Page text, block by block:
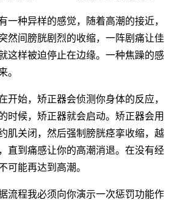
一种异样的感觉，随着高潮的接近，
然间膀胱剧烈的收缩，一阵剧痛让佳
这样被迫停止在边缘。一种焦躁的感
。
开始，矫正器会侦测你身体的反应，
时候，矫正器就会启动。矫正器会用
肌关闭，然后强制膀胱痉挛收缩，越
直到痛感让你的高潮消退。在没有经
可能再达到高潮。
流程我必须向你演示一次惩罚功能作